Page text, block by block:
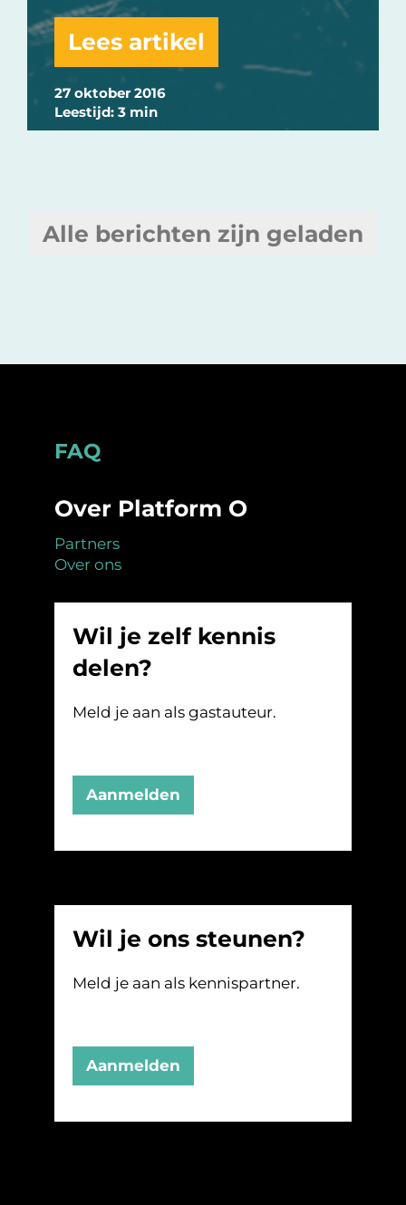
27 oktober 2016
Leestijd: 3 min
Lees artikel
Alle berichten zijn geladen
Footer
FAQ
Over Platform O
Partners
Over ons
Wil je zelf kennis
delen?
Meld je aan als gastauteur.
Aanmelden
Wil je ons steunen?
Meld je aan als kennispartner.
Aanmelden